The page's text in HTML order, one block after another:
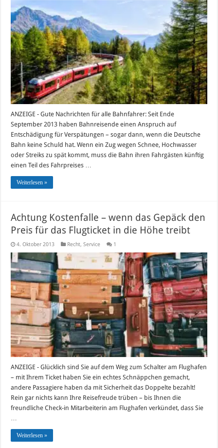
&
höhere
Gewalt:
Deutsche
Bahn
muss
bei
großen
Verspätungen
immer
zahlen
ANZEIGE - Gute Nachrichten für alle Bahnfahrer: Seit Ende
September 2013 haben Bahnreisende einen Anspruch auf
Entschädigung für Verspätungen – sogar dann, wenn die Deutsche
Bahn keine Schuld hat. Wenn ein Zug wegen Schnee, Hochwasser
oder Streiks zu spät kommt, muss die Bahn ihren Fahrgästen künftig
einen Teil des Fahrpreises …
Weiterlesen »
Achtung Kostenfalle – wenn das Gepäck den
Preis für das Flugticket in die Höhe treibt
4. Oktober 2013 Recht,Service 1
ANZEIGE - Glücklich sind Sie auf dem Weg zum Schalter am Flughafen
– mit Ihrem Ticket haben Sie ein echtes Schnäppchen gemacht,
andere Passagiere haben da mit Sicherheit das Doppelte bezahlt!
Rein gar nichts kann Ihre Reisefreude trüben – bis Ihnen die
freundliche Check-in Mitarbeiterin am Flughafen verkündet, dass Sie
…
Weiterlesen »